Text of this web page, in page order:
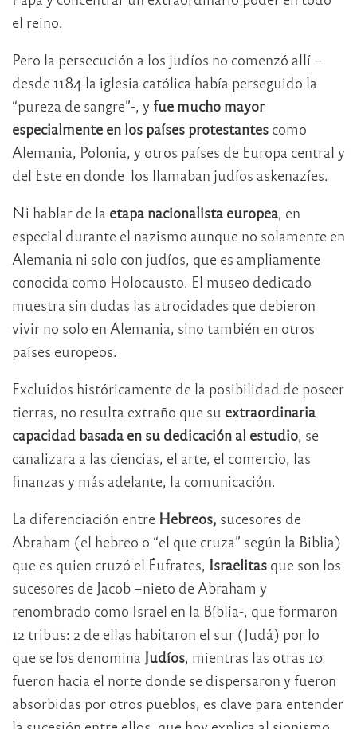
el reino.
Pero la persecución a los judíos no comenzó allí –
desde 1184 la iglesia católica había perseguido la
“pureza de sangre”-, y fue mucho mayor
especialmente en los países protestantes como
Alemania, Polonia, y otros países de Europa central y
del Este en donde los llamaban judíos askenazíes.
Ni hablar de la etapa nacionalista europea , en
especial durante el nazismo aunque no solamente en
Alemania ni solo con judíos, que es ampliamente
conocida como Holocausto. El museo dedicado
muestra sin dudas las atrocidades que debieron
vivir no solo en Alemania, sino también en otros
países europeos.
Excluidos históricamente de la posibilidad de poseer
tierras, no resulta extraño que su extraordinaria
capacidad basada en su dedicación al estudio , se
canalizara a las ciencias, el arte, el comercio, las
finanzas y más adelante, la comunicación.
La diferenciación entre Hebreos, sucesores de
Abraham (el hebreo o “el que cruza” según la Biblia)
que es quien cruzó el Éufrates, Israelitas que son los
sucesores de Jacob –nieto de Abraham y
renombrado como Israel en la Bíblia-, que formaron
12 tribus: 2 de ellas habitaron el sur (Judá) por lo
que se los denomina Judíos , mientras las otras 10
fueron hacia el norte donde se dispersaron y fueron
absorbidas por otros pueblos, es clave para entender